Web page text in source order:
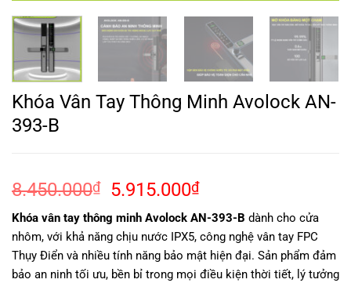
Khóa Vân Tay Thông Minh Avolock AN-
393-B
8.450.000₫
Giá
gốc
là:
8.450.000₫.
5.915.000₫Giá
hiện
tại
là:
5.915.000₫.
Khóa vân tay thông minh Avolock AN-393-B dành cho cửa
nhôm, với khả năng chịu nước IPX5, công nghệ vân tay FPC
Thụy Điển và nhiều tính năng bảo mật hiện đại. Sản phẩm đảm
bảo an ninh tối ưu, bền bỉ trong mọi điều kiện thời tiết, lý tưởng